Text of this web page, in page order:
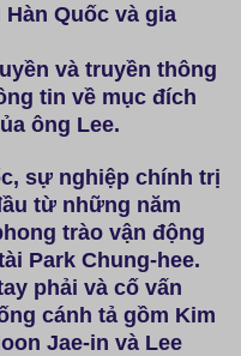
Quốc và gia
và truyền thông
tin về mục đích
ông Lee.
sự nghiệp chính trị
từ những năm
trào vận động
Park Chung-hee.
phải và cố vấn
cánh tả gồm Kim
Jae-in và Lee